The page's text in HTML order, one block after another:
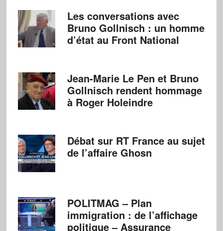
Les conversations avec
Bruno Gollnisch : un homme
d’état au Front National
Jean-Marie Le Pen et Bruno
Gollnisch rendent hommage
à Roger Holeindre
Débat sur RT France au sujet
de l’affaire Ghosn
POLITMAG – Plan
immigration : de l’affichage
politique – Assurance